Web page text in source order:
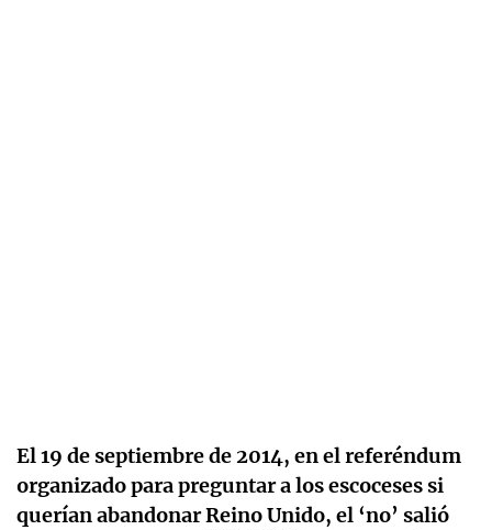
El 19 de septiembre de 2014, en el referéndum
organizado para preguntar a los escoceses si
querían abandonar Reino Unido, el ‘no’ salió